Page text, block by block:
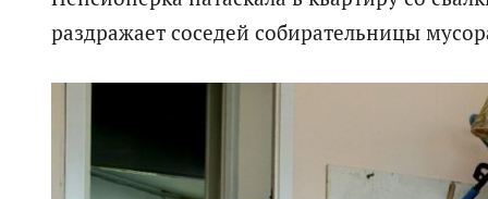
раздражает соседей собирательницы